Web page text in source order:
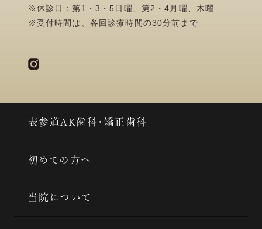
※休診日：第1・3・5日曜、第2・4月曜、木曜
※受付時間は、各回診療時間の30分前まで
表参道AK歯科・矯正歯科
初めての方へ
当院について